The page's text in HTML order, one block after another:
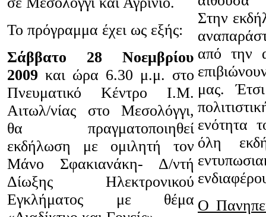
Το πρόγραμμα έχει ως εξής:
Σάββατο 28 Νοεμβρίου
2009 και ώρα 6.30 μ.μ. στο
Πνευματικό Κέντρο Ι.Μ.
Αιτωλ/νίας στο Μεσολόγγι,
θα πραγματοποιηθεί
εκδήλωση με ομιλητή τον
Μάνο Σφακιανάκη- Δ/ντή
Δίωξης Ηλεκτρονικού
Εγκλήματος με θέμα
Στην
από την
μας.
ενότητα
όλη
Ο